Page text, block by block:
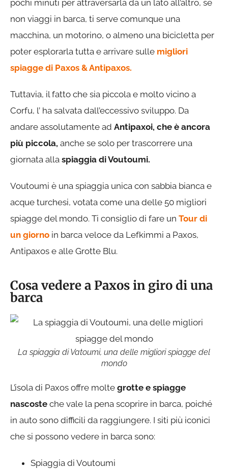
pochi minuti per attraversarla da un lato all’altro, se
non viaggi in barca, ti serve comunque una
macchina, un motorino, o almeno una bicicletta per
poter esplorarla tutta e arrivare sulle migliori
spiagge di Paxos & Antipaxos.
Tuttavia, il fatto che sia piccola e molto vicino a
Corfu, l’ ha salvata dall’eccessivo sviluppo. Da
andare assolutamente ad Antipaxoi, che è ancora
più piccola, anche se solo per trascorrere una
giornata alla spiaggia di Voutoumi.
Voutoumi è una spiaggia unica con sabbia bianca e
acque turchesi, votata come una delle 50 migliori
spiagge del mondo. Ti consiglio di fare un Tour di
un giorno in barca veloce da Lefkimmi a Paxos,
Antipaxos e alle Grotte Blu.
Cosa vedere a Paxos in giro di una
barca
La spiaggia di Vatoumi, una delle migliori spiagge del
mondo
L’isola di Paxos offre molte grotte e spiagge
nascoste che vale la pena scoprire in barca, poiché
in auto sono difficili da raggiungere. I siti più iconici
che si possono vedere in barca sono:
Spiaggia di Voutoumi